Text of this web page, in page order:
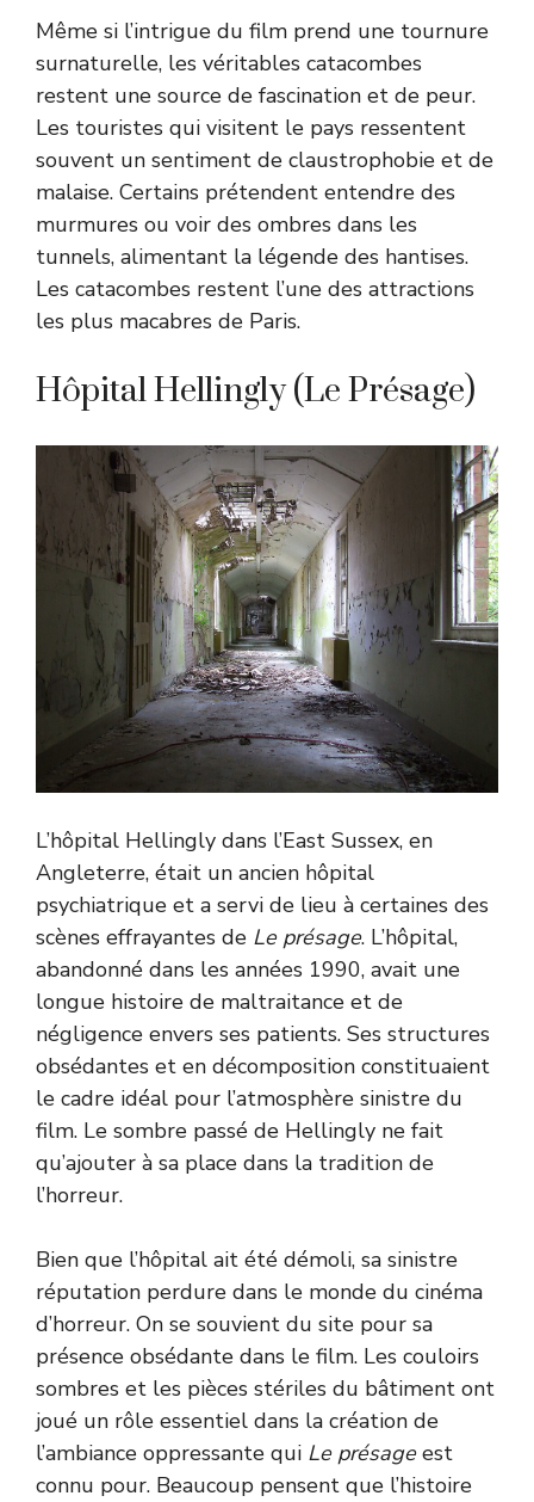
Même si l’intrigue du film prend une tournure
surnaturelle, les véritables catacombes
restent une source de fascination et de peur.
Les touristes qui visitent le pays ressentent
souvent un sentiment de claustrophobie et de
malaise. Certains prétendent entendre des
murmures ou voir des ombres dans les
tunnels, alimentant la légende des hantises.
Les catacombes restent l’une des attractions
les plus macabres de Paris.
Hôpital Hellingly (Le Présage)
L’hôpital Hellingly dans l’East Sussex, en
Angleterre, était un ancien hôpital
psychiatrique et a servi de lieu à certaines des
scènes effrayantes de Le présage. L’hôpital,
abandonné dans les années 1990, avait une
longue histoire de maltraitance et de
négligence envers ses patients. Ses structures
obsédantes et en décomposition constituaient
le cadre idéal pour l’atmosphère sinistre du
film. Le sombre passé de Hellingly ne fait
qu’ajouter à sa place dans la tradition de
l’horreur.
Bien que l’hôpital ait été démoli, sa sinistre
réputation perdure dans le monde du cinéma
d’horreur. On se souvient du site pour sa
présence obsédante dans le film. Les couloirs
sombres et les pièces stériles du bâtiment ont
joué un rôle essentiel dans la création de
l’ambiance oppressante qui Le présageest
connu pour. Beaucoup pensent que l’histoire